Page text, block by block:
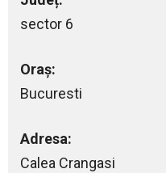
sector 6
Oraș:
Bucuresti
Adresa:
Calea Crangasi